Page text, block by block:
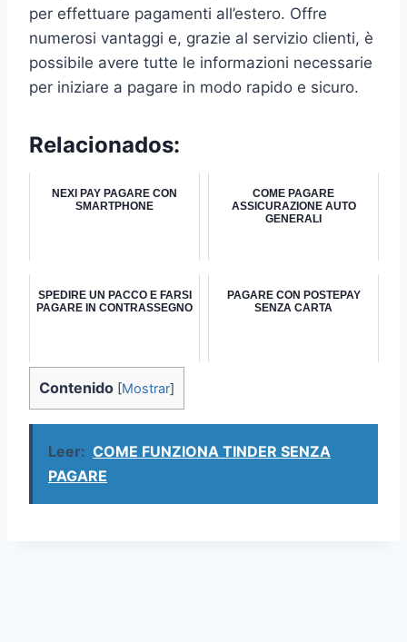
per effettuare pagamenti all’estero. Offre
numerosi vantaggi e, grazie al servizio clienti, è
possibile avere tutte le informazioni necessarie
per iniziare a pagare in modo rapido e sicuro.
Relacionados:
NEXI PAY PAGARE CON
SMARTPHONE
COME PAGARE
ASSICURAZIONE AUTO
GENERALI
SPEDIRE UN PACCO E FARSI
PAGARE IN CONTRASSEGNO
PAGARE CON POSTEPAY
SENZA CARTA
Contenido [Mostrar]
Leer: COME FUNZIONA TINDER SENZA
PAGARE